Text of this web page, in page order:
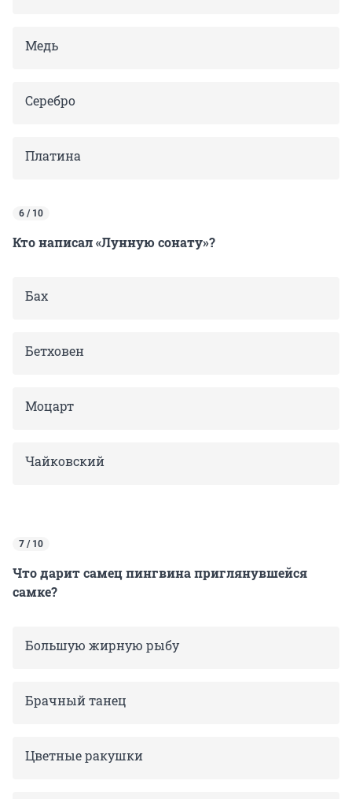
Медь
Серебро
Платина
6 / 10
Кто написал «Лунную сонату»?
Бах
Бетховен
Моцарт
Чайковский
7 / 10
Что дарит самец пингвина приглянувшейся
самке?
Большую жирную рыбу
Брачный танец
Цветные ракушки